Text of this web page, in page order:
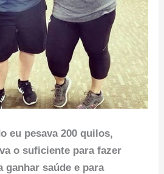
eu pesava 200 quilos,
o suficiente para fazer
ganhar saúde e para